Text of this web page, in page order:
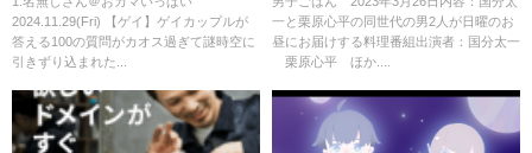
ル】
2024.11.29(Fri) 【ゲイ】ゲイカップルが
答える100の質問がカオス過ぎて謎時空に
引きずり込まれた...
一と栗原心平の同世代の男2人が日曜のお
昼にお届けする料理番組出演者：国分太一
栗原心平 ほか....